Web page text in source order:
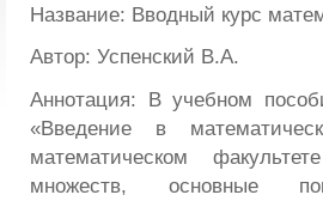
Название: Вводный курс
Автор: Успенский В.А.
Аннотация: В учебном
«Введение в
математическом
множеств, основные